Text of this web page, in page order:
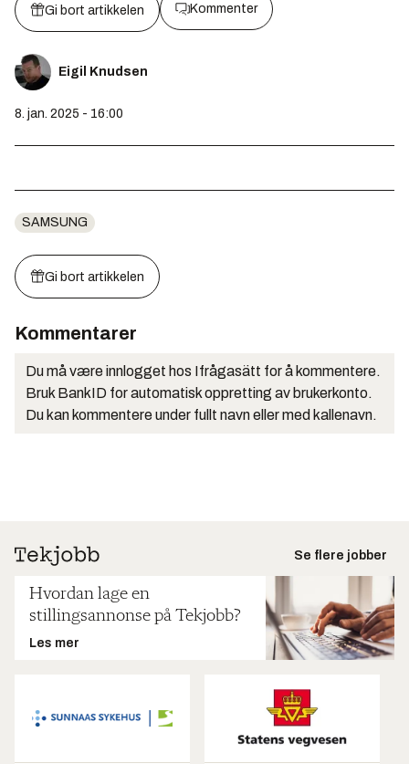
Gi bort artikkelen Kommenter
Eigil Knudsen
8. jan. 2025 - 16:00
SAMSUNG
Gi bort artikkelen
Kommentarer
Du må være innlogget hos Ifrågasätt for å kommentere.
Bruk BankID for automatisk oppretting av brukerkonto.
Du kan kommentere under fullt navn eller med kallenavn.
Se flere jobber
Hvordan lage en
stillingsannonse på Tekjobb?
Les mer